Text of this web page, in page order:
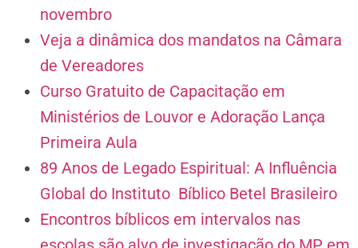
novembro
Veja a dinâmica dos mandatos na Câmara
de Vereadores
Curso Gratuito de Capacitação em
Ministérios de Louvor e Adoração Lança
Primeira Aula
89 Anos de Legado Espiritual: A Influência
Global do Instituto Bíblico Betel Brasileiro
Encontros bíblicos em intervalos nas